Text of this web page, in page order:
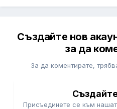
Създайте нов
за да
За да коментирате,
Присъединете се към